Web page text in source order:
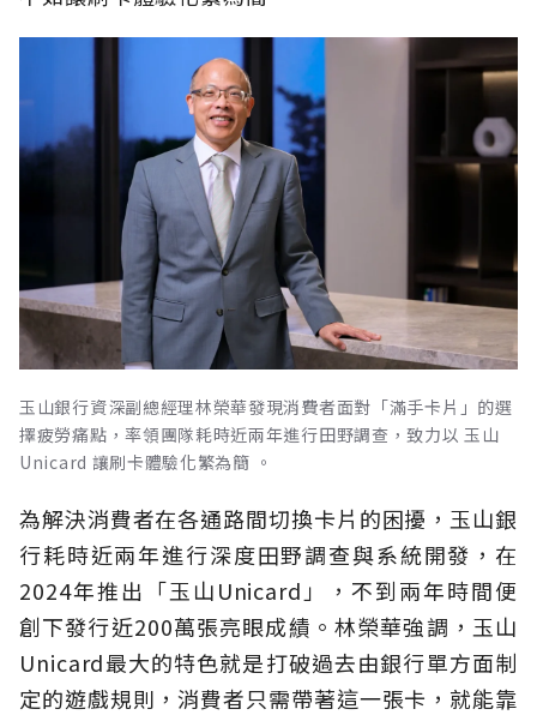
玉山銀行資深副總經理林榮華發現消費者面對「滿手卡片」的選
擇疲勞痛點，率領團隊耗時近兩年進行田野調查，致力以 玉山
Unicard 讓刷卡體驗化繁為簡 。
為解決消費者在各通路間切換卡片的困擾，玉山銀
行耗時近兩年進行深度田野調查與系統開發，在
2024年推出「玉山Unicard」，不到兩年時間便
創下發行近200萬張亮眼成績。林榮華強調，玉山
Unicard最大的特色就是打破過去由銀行單方面制
定的遊戲規則，消費者只需帶著這一張卡，就能靠